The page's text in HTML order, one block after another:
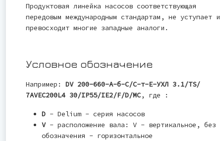
Продуктовая линейка насосов соответствующая
передовым международным стандартам, не уступает и
превосходит многие западные аналоги.
Условное обозначение
Например: DV 200-660-A-б-С/С-т-Е-УХЛ 3.1/TS/
7AVEC200L4 30/IP55/IE2/F/D/MC, где :
D - Delium - серия насосов
V- расположение вала: V - вертикальное, без
обозначения - горизонтальное